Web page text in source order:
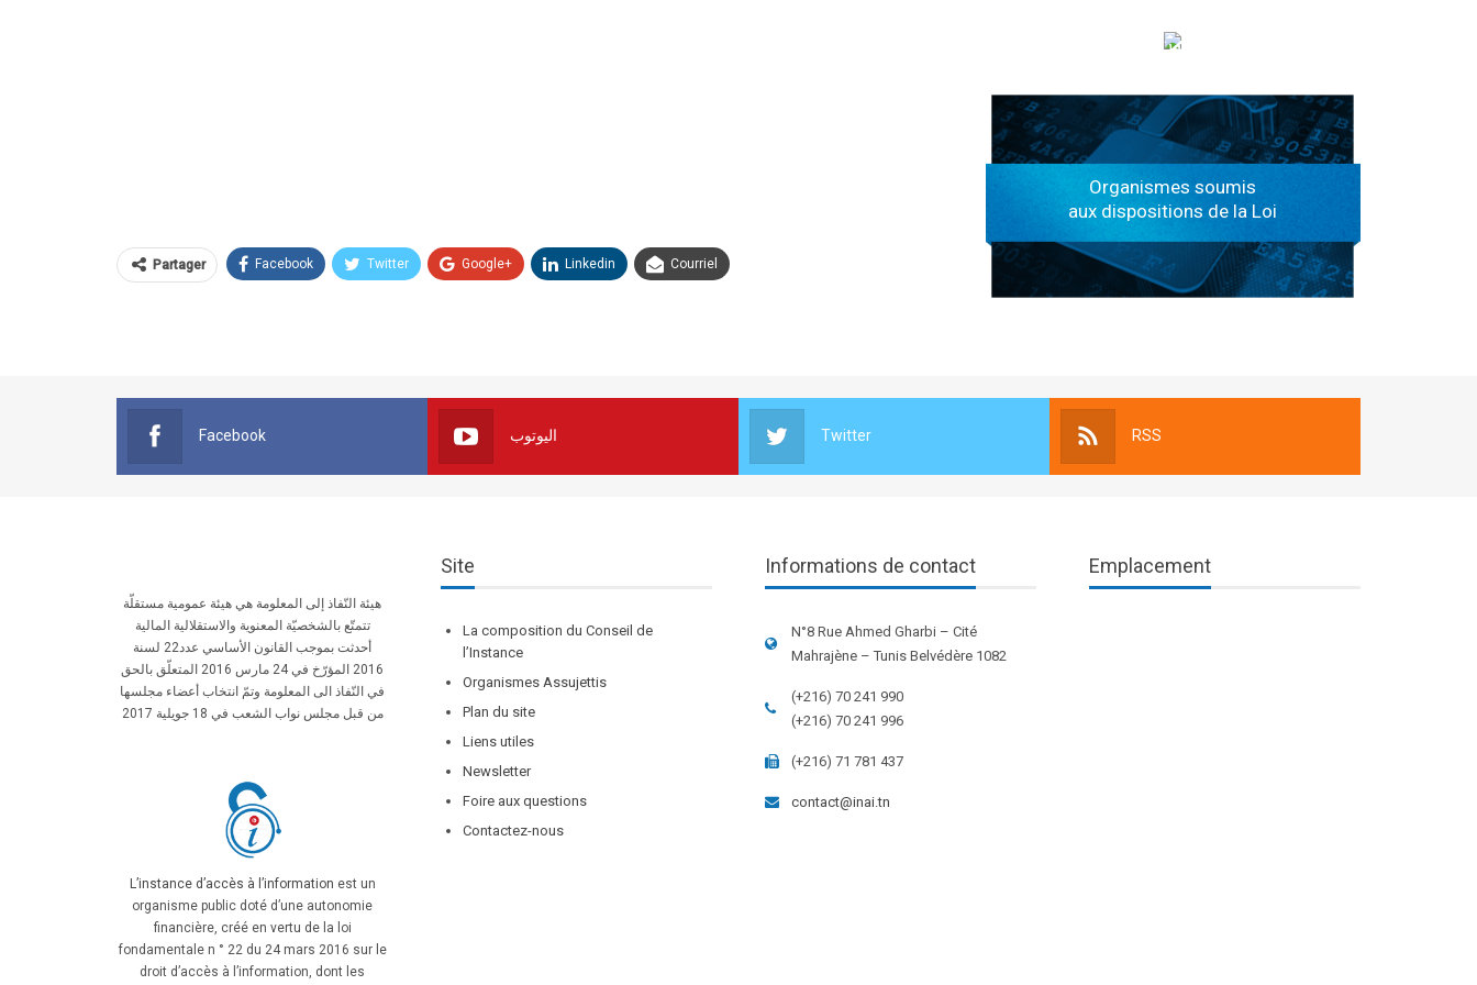
Partager Facebook Twitter Google+ Linkedin Courriel
الهياكل الخاضعة لقانون النفاذ إلى المعلومة
Organismes soumis
aux dispositions de la Loi
Facebook اليوتوب Twitter RSS
هيئة النّفاذ إلى المعلومة هي هيئة عمومية مستقلّة
تتمتّع بالشخصيّة المعنوية والاستقلالية المالية
أحدثت بموجب القانون الأساسي عدد22 لسنة
2016 المؤرّخ في 24 مارس 2016 المتعلّق بالحق
في النّفاذ الى المعلومة وتمّ انتخاب أعضاء مجلسها
من قبل مجلس نواب الشعب في 18 جويلية 2017
L’instance d’accès à l’information est un
organisme public doté d’une autonomie
financière, créé en vertu de la loi
fondamentale n ° 22 du 24 mars 2016 sur le
droit d’accès à l’information, dont les
Site
La composition du Conseil de
l’Instance
Organismes Assujettis
Plan du site
Liens utiles
Newsletter
Foire aux questions
Contactez-nous
Informations de contact
N°8 Rue Ahmed Gharbi – Cité
Mahrajène – Tunis Belvédère 1082
(+216) 70 241 990
(+216) 70 241 996
(+216) 71 781 437
contact@inai.tn
Emplacement